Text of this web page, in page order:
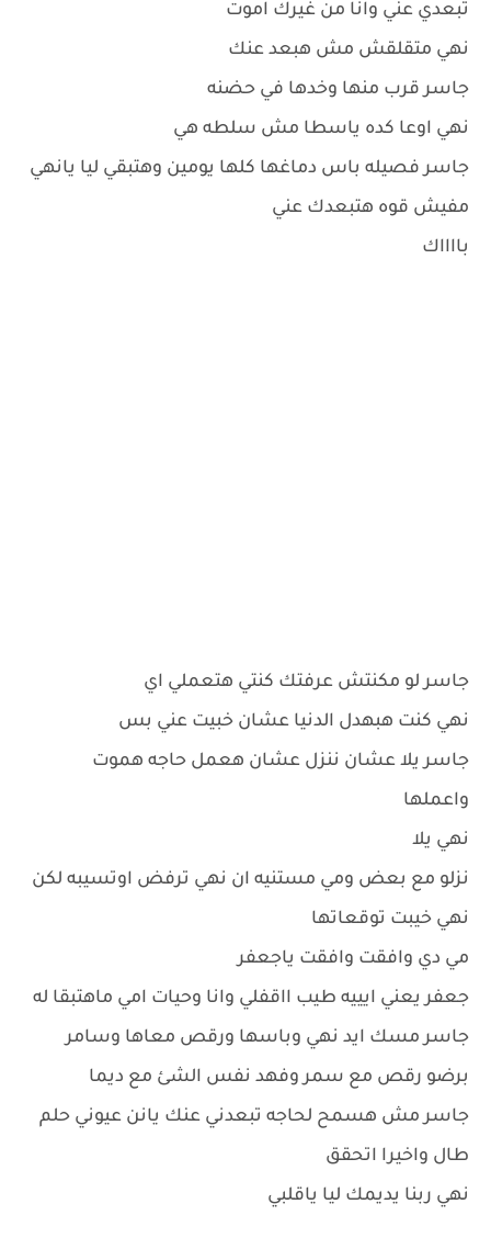
تبعدي عني وانا من غيرك اموت
نهي متقلقش مش هبعد عنك
جاسر قرب منها وخدها في حضنه
نهي اوعا كده ياسطا مش سلطه هي
جاسر فصيله باس دماغها كلها يومين وهتبقي ليا يانهي
مفيش قوه هتبعدك عني
بااااك
جاسر لو مكنتش عرفتك كنتي هتعملي اي
نهي كنت هبهدل الدنيا عشان خبيت عني بس
جاسر يلا عشان ننزل عشان هعمل حاجه هموت
واعملها
نهي يلا
نزلو مع بعض ومي مستنيه ان نهي ترفض اوتسيبه لكن
نهي خيبت توقعاتها
مي دي وافقت وافقت ياجعفر
جعفر يعني ايييه طيب ااقفلي وانا وحيات امي ماهتبقا له
جاسر مسك ايد نهي وباسها ورقص معاها وسامر
برضو رقص مع سمر وفهد نفس الشئ مع ديما
جاسر مش هسمح لحاجه تبعدني عنك يانن عيوني حلم
طال واخيرا اتحقق
نهي ربنا يديمك ليا ياقلبي